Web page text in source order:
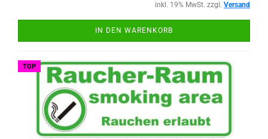
inkl. 19% MwSt. zzgl. Versand
IN DEN WARENKORB
TOP